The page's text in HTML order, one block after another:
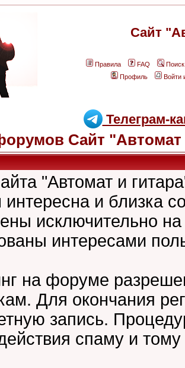
Сайт
Правила FAQ
Поиск
Профиль
Войти
Телеграм-
Сайт "Автомат
"Автомат и
интересна и близка
исключительно
интересами
на форуме
Для окончания
запись.
спаму и